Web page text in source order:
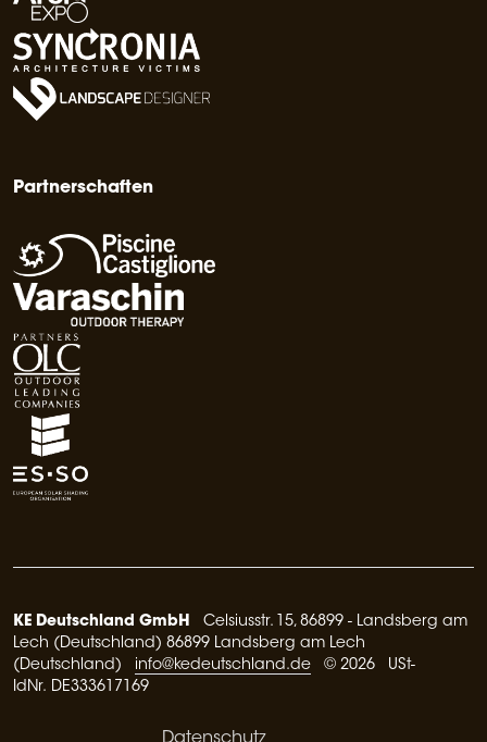
Partnerschaften
KE Deutschland GmbH Celsiusstr. 15, 86899 - Landsberg am
Lech (Deutschland) 86899 Landsberg am Lech
(Deutschland) info@kedeutschland.de © 2026 USt-
IdNr. DE333617169